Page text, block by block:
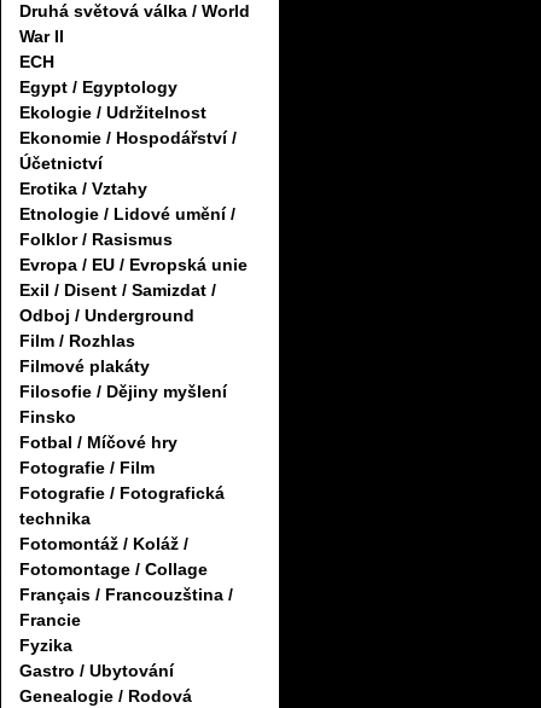
Druhá světová válka / World
War II
ECH
Egypt / Egyptology
Ekologie / Udržitelnost
Ekonomie / Hospodářství /
Účetnictví
Erotika / Vztahy
Etnologie / Lidové umění /
Folklor / Rasismus
Evropa / EU / Evropská unie
Exil / Disent / Samizdat /
Odboj / Underground
Film / Rozhlas
Filmové plakáty
Filosofie / Dějiny myšlení
Finsko
Fotbal / Míčové hry
Fotografie / Film
Fotografie / Fotografická
technika
Fotomontáž / Koláž /
Fotomontage / Collage
Français / Francouzština /
Francie
Fyzika
Gastro / Ubytování
Genealogie / Rodová